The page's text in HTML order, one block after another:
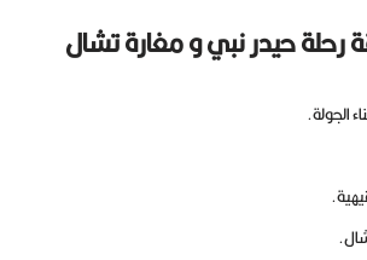
رحلة حيدر نبي و مغارة تشال
الجولة.